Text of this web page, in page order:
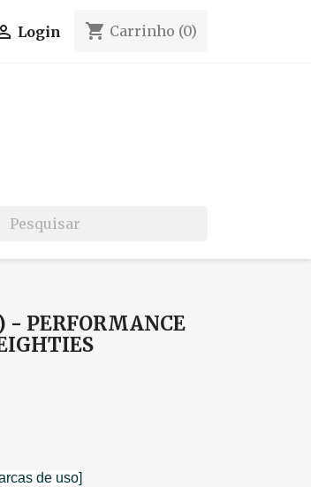
Login shopping_cart Carrinho (0)
- PERFORMANCE
de uso]